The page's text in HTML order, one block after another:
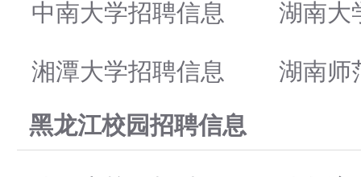
中南大学招聘信息 湖南大
湘潭大学招聘信息 湖南师
黑龙江校园招聘信息